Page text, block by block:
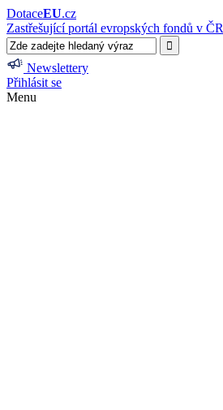
DotaceEU.cz
Zastřešující portál evropských fondů v ČR
Newslettery
Přihlásit se
Menu